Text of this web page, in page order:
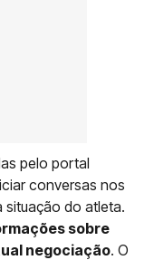
pelo portal
conversas nos
situação do atleta.
sobre
negociação. O